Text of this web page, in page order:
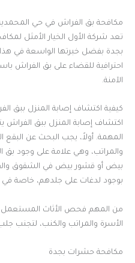
مكافحة بق الفراش في حي
تعد شركة الأول الخيار الأمثل
بجدة بفضل خبرتها الواسعة في
احترافية للقضاء على بق الفراش
الآمنة.
كيفية اكتشاف إصابة المنزل ببق
اكتشاف إصابة المنزل ببق الفراش
المهمة. أولاً، يجب البحث عن البقع
والمراتب، وهي علامة على وجود بق
بيض أو قشور بيض في الشقوق
بوجود لدغات على جلدهم، خاصة في
من المهم فحص الأثاث المستعمل
الأسرة والمراتب والكنب، لتجنب
مكافحة حشرات بجدة